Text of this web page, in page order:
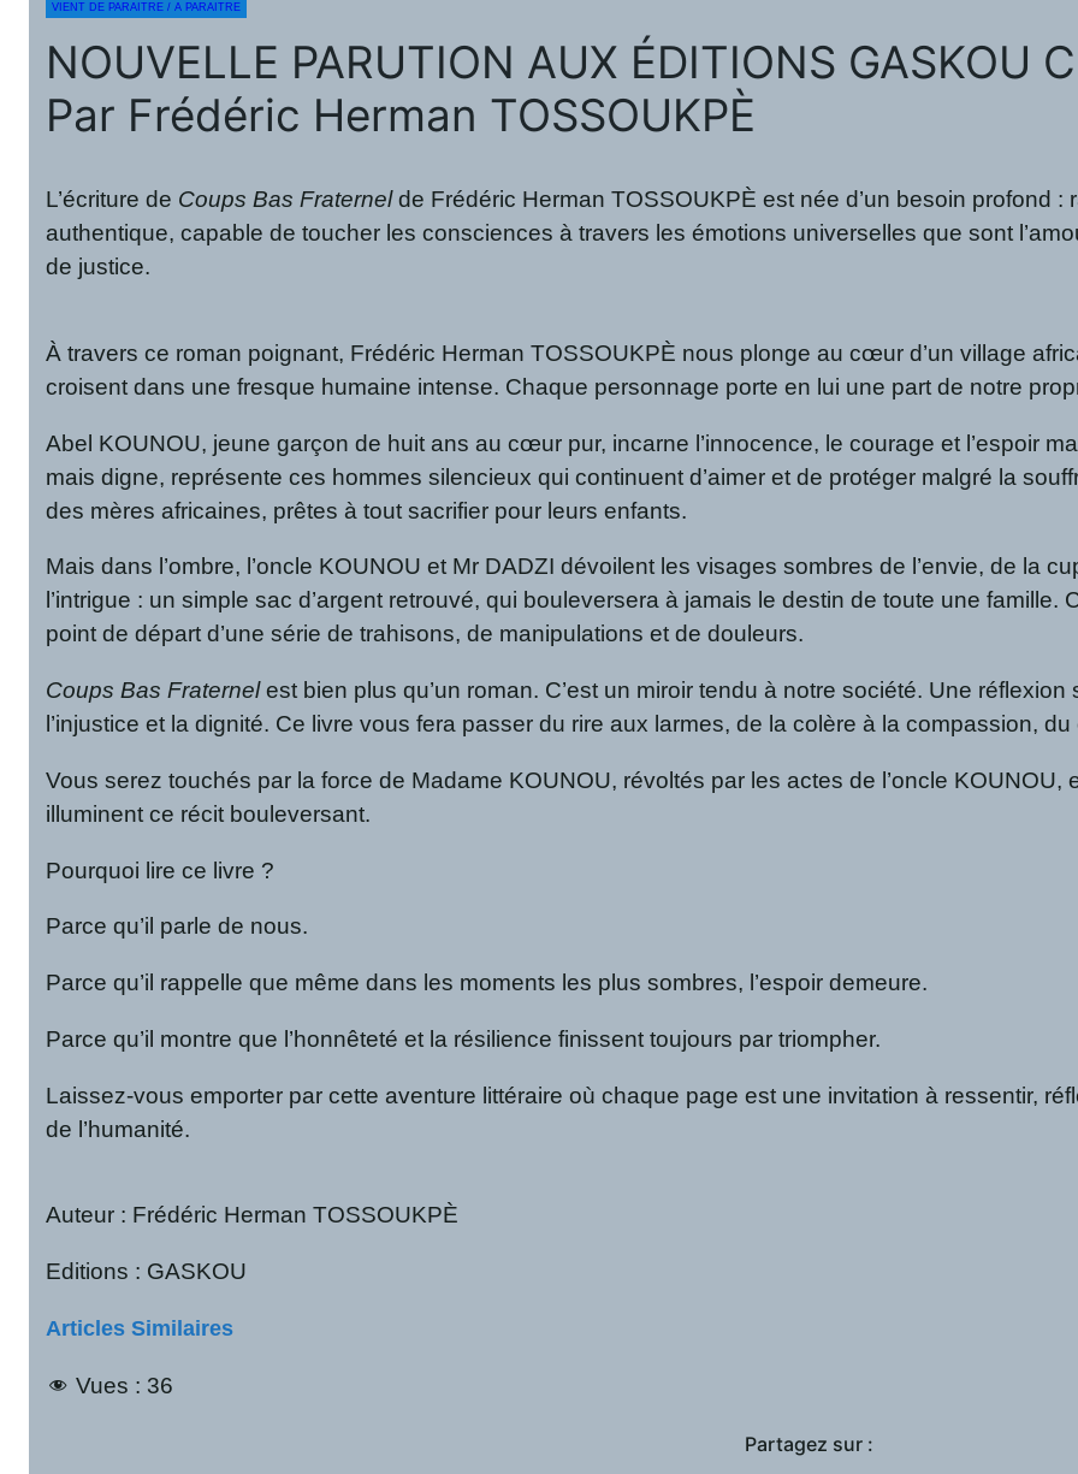
VIENT DE PARAITRE / A PARAITRE
NOUVELLE PARUTION AUX ÉDITIONS GASKOU
Par Frédéric Herman TOSSOUKPÈ
L’écriture de Coups Bas Fraternelde Frédéric Herman TOSSOUKPÈ est née d’un besoin profond
authentique, capable de toucher les consciences à travers les émotions universelles que sont
de justice.
À travers ce roman poignant, Frédéric Herman TOSSOUKPÈ nous plonge au cœur d’un village
croisent dans une fresque humaine intense. Chaque personnage porte en lui une part de notre
Abel KOUNOU, jeune garçon de huit ans au cœur pur, incarne l’innocence, le courage et l’espoir
mais digne, représente ces hommes silencieux qui continuent d’aimer et de protéger malgré la
des mères africaines, prêtes à tout sacrifier pour leurs enfants.
Mais dans l’ombre, l’oncle KOUNOU et Mr DADZI dévoilent les visages sombres de l’envie, de la
l’intrigue : un simple sac d’argent retrouvé, qui bouleversera à jamais le destin de toute une
point de départ d’une série de trahisons, de manipulations et de douleurs.
Coups Bas Fraternelest bien plus qu’un roman. C’est un miroir tendu à notre société. Une
l’injustice et la dignité. Ce livre vous fera passer du rire aux larmes, de la colère à la compassion,
Vous serez touchés par la force de Madame KOUNOU, révoltés par les actes de l’oncle
illuminent ce récit bouleversant.
Pourquoi lire ce livre ?
Parce qu’il parle de nous.
Parce qu’il rappelle que même dans les moments les plus sombres, l’espoir demeure.
Parce qu’il montre que l’honnêteté et la résilience finissent toujours par triompher.
Laissez-vous emporter par cette aventure littéraire où chaque page est une invitation à ressentir,
de l’humanité.
Auteur : Frédéric Herman TOSSOUKPÈ
Editions : GASKOU
Articles Similaires
Vues : 36
Partagez sur :